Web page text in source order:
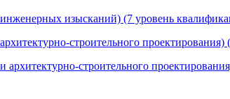
изысканий) (7 уровень
строительного
строительного